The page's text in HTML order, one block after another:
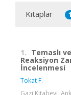
Kitaplar
1. Temaslı
Reaksiyon
İncelenmesi
Tokat F.